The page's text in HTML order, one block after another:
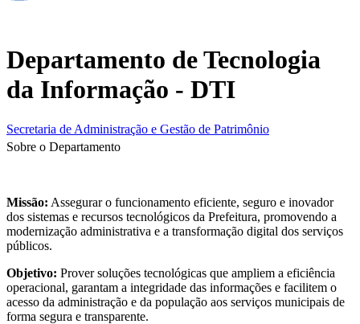
Departamento de Tecnologia
da Informação - DTI
Secretaria de Administração e Gestão de Patrimônio
Sobre o Departamento
Missão: Assegurar o funcionamento eficiente, seguro e inovador
dos sistemas e recursos tecnológicos da Prefeitura, promovendo a
modernização administrativa e a transformação digital dos serviços
públicos.
Objetivo: Prover soluções tecnológicas que ampliem a eficiência
operacional, garantam a integridade das informações e facilitem o
acesso da administração e da população aos serviços municipais de
forma segura e transparente.